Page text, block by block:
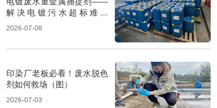
解决电镀污水超标难题
（图）
2026-07-08
印染厂老板必看！废水脱色
剂如何救场（图）
2026-07-03